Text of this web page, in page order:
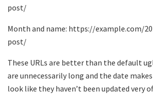
post/
Month and name: https://example.com/
post/
These URLs are better than the default
are unnecessarily long and the date
look like they haven’t been updated very